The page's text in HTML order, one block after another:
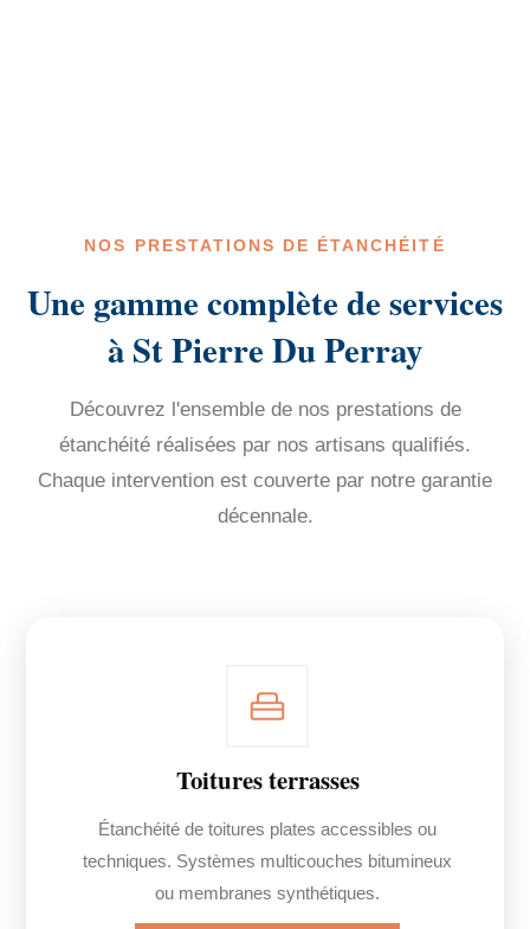
NOS PRESTATIONS DE ÉTANCHÉITÉ
Une gamme complète de services
à St Pierre Du Perray
Découvrez l'ensemble de nos prestations de
étanchéité réalisées par nos artisans qualifiés.
Chaque intervention est couverte par notre garantie
décennale.
Toitures terrasses
Étanchéité de toitures plates accessibles ou
techniques. Systèmes multicouches bitumineux
ou membranes synthétiques.